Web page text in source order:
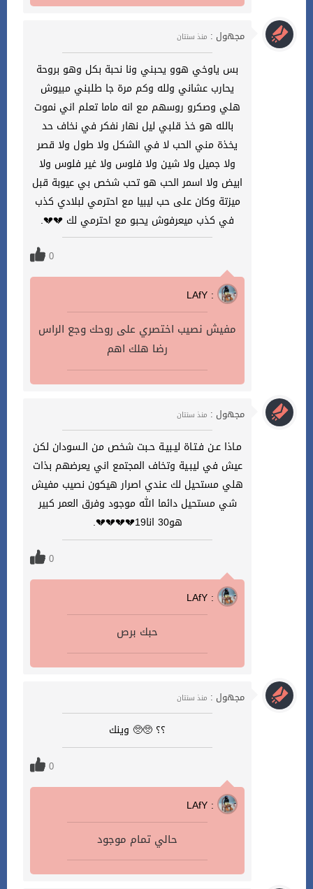
مجهول : منذ سنتان
بس ياوخي هوو يحبني ونا نحبة بكل وهو بروحة
يحارب عشاني ولله وكم مرة جا طلبني مبيوش
هلي وصكرو روسهم مع انه ماما تعلم اني نموت
بالله هو خذ قلبي ليل نهار نفكر في نخاف حد
يخذة مني الحب لا في الشكل ولا طول ولا قصر
ولا جميل ولا شين ولا فلوس ولا غير فلوس ولا
ابيض ولا اسمر الحب هو تحب شخص بي عيوبة قبل
ميزتة وكان على حب ليبيا مع احترمي لبلادي كذب
في كذب ميعرفوش يحبو مع احترمي لك 💔💔.
0
LAfY :
مفيش نصيب اختصري على روحك وجع الراس
رضا هلك اهم
مجهول : منذ سنتان
مـاذا عـن فـتـاة ليـبيـة حـبت شخص من الـسودان لكن
عيش في ليبـية وتخاف المجتمع اني يعرضهم بذات
هلي مستحيل لك عندي اصرار هيكون نصيب مفيش
شي مستحيل دائما الله موجود وفرق العمر كبير
هو30 انا19💔💔💔💔.
0
LAfY :
حبك برص
مجهول : منذ سنتان
؟؟ 🥺🥺 وينك
0
LAfY :
حالي تمام موجود